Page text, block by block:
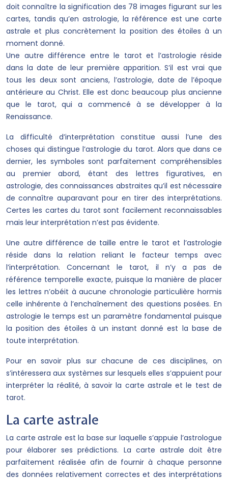
doit connaître la signification des 78 images figurant sur les
cartes, tandis qu’en astrologie, la référence est une carte
astrale et plus concrètement la position des étoiles à un
moment donné.
Une autre différence entre le tarot et l’astrologie réside
dans la date de leur première apparition. S’il est vrai que
tous les deux sont anciens, l’astrologie, date de l’époque
antérieure au Christ. Elle est donc beaucoup plus ancienne
que le tarot, qui a commencé à se développer à la
Renaissance.
La difficulté d’interprétation constitue aussi l’une des
choses qui distingue l’astrologie du tarot. Alors que dans ce
dernier, les symboles sont parfaitement compréhensibles
au premier abord, étant des lettres figuratives, en
astrologie, des connaissances abstraites qu’il est nécessaire
de connaître auparavant pour en tirer des interprétations.
Certes les cartes du tarot sont facilement reconnaissables
mais leur interprétation n’est pas évidente.
Une autre différence de taille entre le tarot et l’astrologie
réside dans la relation reliant le facteur temps avec
l’interprétation. Concernant le tarot, il n’y a pas de
référence temporelle exacte, puisque la manière de placer
les lettres n’obéit à aucune chronologie particulière hormis
celle inhérente à l’enchaînement des questions posées. En
astrologie le temps est un paramètre fondamental puisque
la position des étoiles à un instant donné est la base de
toute interprétation.
Pour en savoir plus sur chacune de ces disciplines, on
s’intéressera aux systèmes sur lesquels elles s’appuient pour
interpréter la réalité, à savoir la carte astrale et le test de
tarot.
La carte astrale
La carte astrale est la base sur laquelle s’appuie l’astrologue
pour élaborer ses prédictions. La carte astrale doit être
parfaitement réalisée afin de fournir à chaque personne
des données relativement correctes et des interprétations